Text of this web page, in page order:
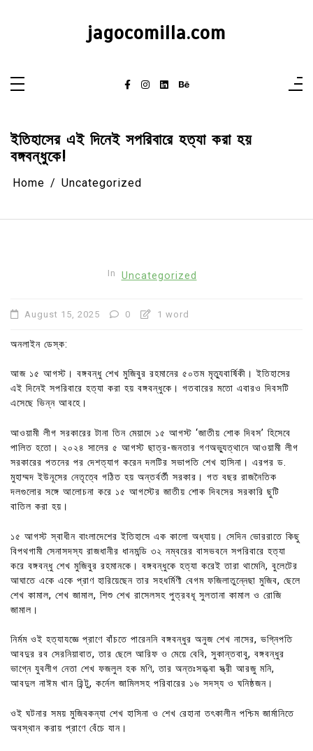
jagocomilla.com
ইতিহাসের এই দিনেই সপরিবারে হত্যা করা হয়
বঙ্গবন্ধুকে!
Home Uncategorized
In Uncategorized
August 15, 2025 0 1 word
অনলাইন ডেস্ক:
আজ ১৫ আগস্ট। বঙ্গবন্ধু শেখ মুজিবুর রহমানের ৫০তম মৃত্যুবার্ষিকী। ইতিহাসের
এই দিনেই সপরিবারে হত্যা করা হয় বঙ্গবন্ধুকে। গতবারের মতো এবারও দিবসটি
এসেছে ভিন্ন আবহে।
আওয়ামী লীগ সরকারের টানা তিন মেয়াদে ১৫ আগস্ট ‘জাতীয় শোক দিবস’ হিসেবে
পালিত হতো। ২০২৪ সালের ৫ আগস্ট ছাত্র-জনতার গণঅভ্যুত্থানে আওয়ামী লীগ
সরকারের পতনের পর দেশত্যাগ করেন দলটির সভাপতি শেখ হাসিনা। এরপর ড.
মুহাম্মদ ইউনূসের নেতৃত্বে গঠিত হয় অন্তর্বর্তী সরকার। গত বছর রাজনৈতিক
দলগুলোর সঙ্গে আলোচনা করে ১৫ আগস্টের জাতীয় শোক দিবসের সরকারি ছুটি
বাতিল করা হয়।
১৫ আগস্ট স্বাধীন বাংলাদেশের ইতিহাসে এক কালো অধ্যায়। সেদিন ভোররাতে কিছু
বিপথগামী সেনাসদস্য রাজধানীর ধানমন্ডি ৩২ নম্বরের বাসভবনে সপরিবারে হত্যা
করে বঙ্গবন্ধু শেখ মুজিবুর রহমানকে। বঙ্গবন্ধুকে হত্যা করেই তারা থামেনি, বুলেটের
আঘাতে একে একে প্রাণ হারিয়েছেন তার সহধর্মিণী বেগম ফজিলাতুন্নেছা মুজিব, ছেলে
শেখ কামাল, শেখ জামাল, শিশু শেখ রাসেলসহ পুত্রবধূ সুলতানা কামাল ও রোজি
জামাল।
নির্মম ওই হত্যাযজ্ঞে প্রাণে বাঁচতে পারেননি বঙ্গবন্ধুর অনুজ শেখ নাসের, ভগ্নিপতি
আবদুর রব সেরনিয়াবাত, তার ছেলে আরিফ ও মেয়ে বেবি, সুকান্তবাবু, বঙ্গবন্ধুর
ভাগ্নে যুবলীগ নেতা শেখ ফজলুল হক মণি, তার অন্তঃসত্ত্বা স্ত্রী আরজু মনি,
আবদুল নাঈম খান রিন্টু, কর্নেল জামিলসহ পরিবারের ১৬ সদস্য ও ঘনিষ্ঠজন।
ওই ঘটনার সময় মুজিবকন্যা শেখ হাসিনা ও শেখ রেহানা তৎকালীন পশ্চিম জার্মানিতে
অবস্থান করায় প্রাণে বেঁচে যান।